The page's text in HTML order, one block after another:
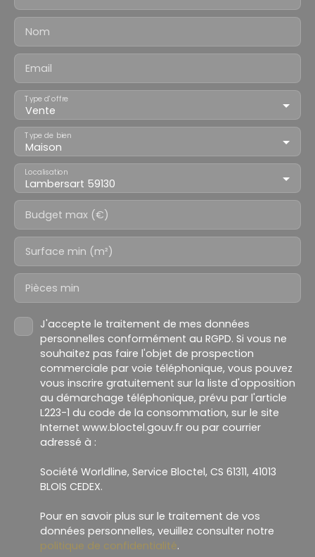
Nom
Email
Vente
Type d'offre
Maison
Type de bien
Lambersart 59130
Localisation
Budget max (€)
Surface min (m²)
Pièces min
J'accepte le traitement de mes données
personnelles conformément au RGPD. Si vous ne
souhaitez pas faire l'objet de prospection
commerciale par voie téléphonique, vous pouvez
vous inscrire gratuitement sur la liste d'opposition
au démarchage téléphonique, prévu par l'article
L223-1 du code de la consommation, sur le site
Internet www.bloctel.gouv.fr ou par courrier
adressé à :
Société Worldline, Service Bloctel, CS 61311, 41013
BLOIS CEDEX.
Pour en savoir plus sur le traitement de vos
données personnelles, veuillez consulter notre
politique de confidentialité.